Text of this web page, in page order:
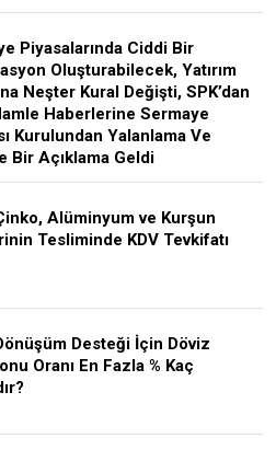
Piyasalarında Ciddi Bir
Oluşturabilecek, Yatırım
Neşter Kural Değişti, SPK’dan
Haberlerine Sermaye
Kurulundan Yalanlama Ve
Bir Açıklama Geldi
Alüminyum ve Kurşun
Tesliminde KDV Tevkifatı
Desteği İçin Döviz
Oranı En Fazla % Kaç